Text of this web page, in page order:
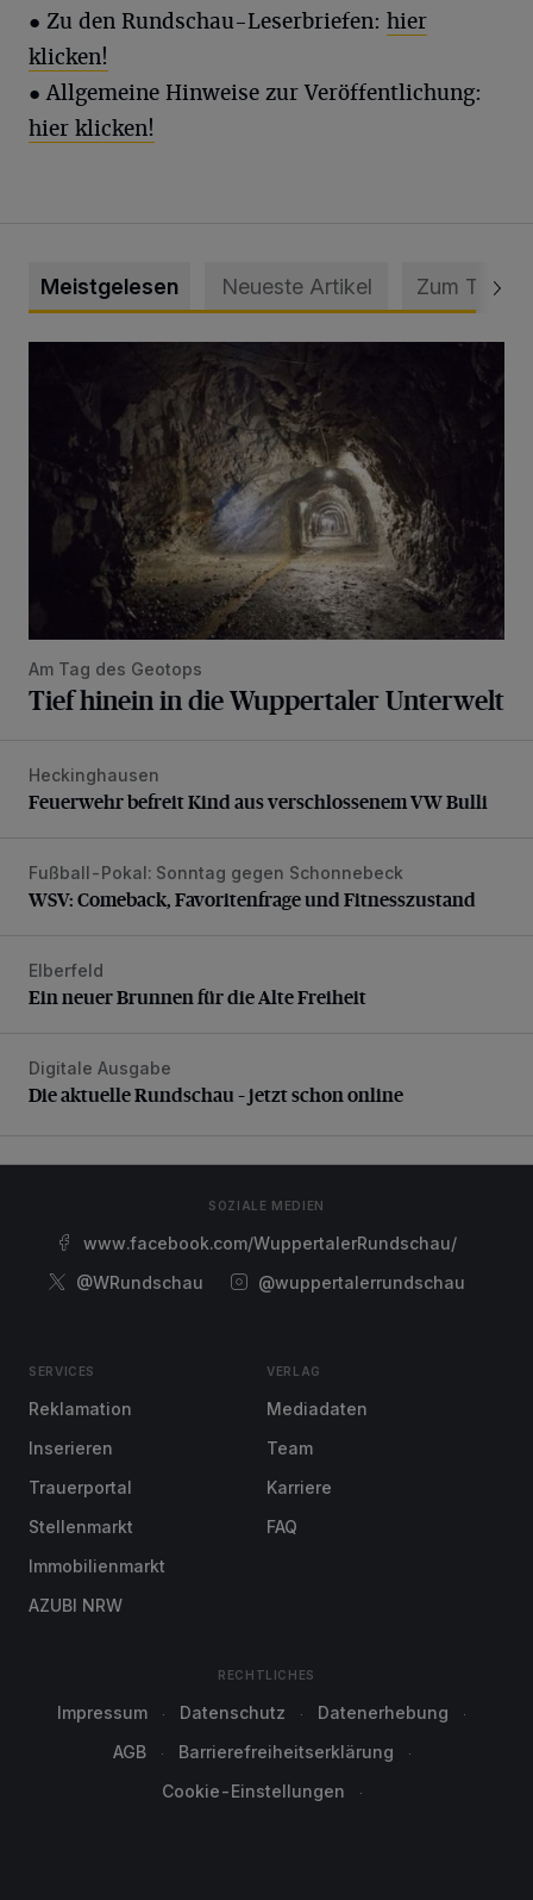
● Zu den Rundschau-Leserbriefen: hier
klicken!
● Allgemeine Hinweise zur Veröffentlichung:
hier klicken!
Meistgelesen Neueste Artikel Zum Thema
Am Tag des Geotops
Tief hinein in die Wuppertaler Unterwelt
Feuerwehr befreit Kind aus verschlossenem VW Bulli
Heckinghausen
Feuerwehr befreit Kind aus verschlossenem VW Bulli
WSV: Comeback, Favoritenfrage und Fitnesszustand
Fußball-Pokal: Sonntag gegen Schonnebeck
WSV: Comeback, Favoritenfrage und Fitnesszustand
Ein neuer Brunnen für die Alte Freiheit
Elberfeld
Ein neuer Brunnen für die Alte Freiheit
Die aktuelle Rundschau – jetzt schon online
Digitale Ausgabe
Die aktuelle Rundschau – jetzt schon online
SOZIALE MEDIEN
www.facebook.com/WuppertalerRundschau/
@WRundschau
@wuppertalerrundschau
SERVICES
Reklamation
Inserieren
Trauerportal
Stellenmarkt
Immobilienmarkt
AZUBI NRW
VERLAG
Mediadaten
Team
Karriere
FAQ
RECHTLICHES
Impressum Datenschutz
Datenerhebung
AGB
Barrierefreiheitserklärung
Cookie-Einstellungen